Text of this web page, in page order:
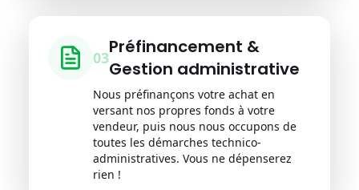
03Préfinancement &
Gestion administrative
Nous préfinançons votre achat en
versant nos propres fonds à votre
vendeur, puis nous nous occupons de
toutes les démarches technico-
administratives. Vous ne dépenserez
rien !